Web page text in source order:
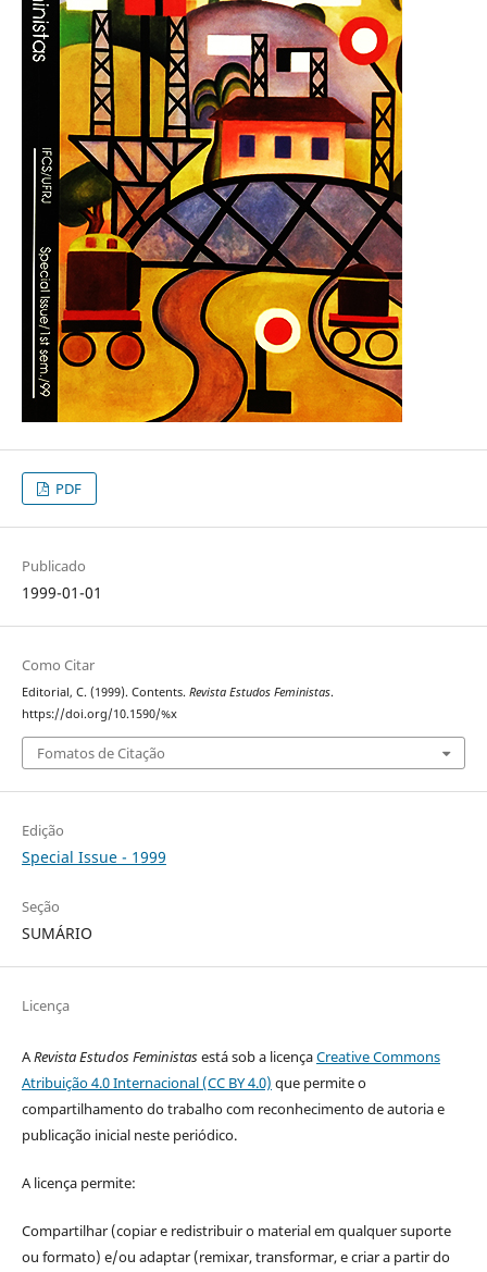
PDF
Publicado
1999-01-01
Como Citar
Editorial, C. (1999). Contents. Revista Estudos Feministas.
https://doi.org/10.1590/%x
Fomatos de Citação
Edição
Special Issue - 1999
Seção
SUMÁRIO
Licença
ARevista Estudos Feministasestá sob a licençaCreative Commons
Atribuição 4.0 Internacional (CC BY 4.0) que permite o
compartilhamento do trabalho com reconhecimento de autoria e
publicação inicial neste periódico.
A licença permite:
Compartilhar (copiar e redistribuir o material em qualquer suporte
ou formato) e/ou adaptar (remixar, transformar, e criar a partir do